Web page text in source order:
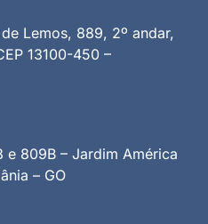
Lemos, 889, 2º andar,
13100-450 –
e 809B – Jardim América
– GO